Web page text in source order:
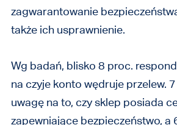
zagwarantowanie
także ich usprawnienie.
Wg badań, blisko 8 proc.
na czyje konto wędruje przelew.
uwagę na to, czy sklep posiada
zapewniające bezpieczeństwo, a